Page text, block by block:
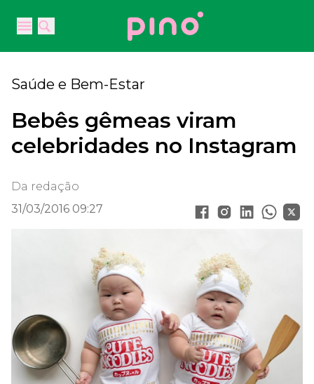
Open main menu
Open main menu
Your Company
Saúde e Bem-Estar
Bebês gêmeas viram
celebridades no Instagram
Da redação
31/03/2016 09:27